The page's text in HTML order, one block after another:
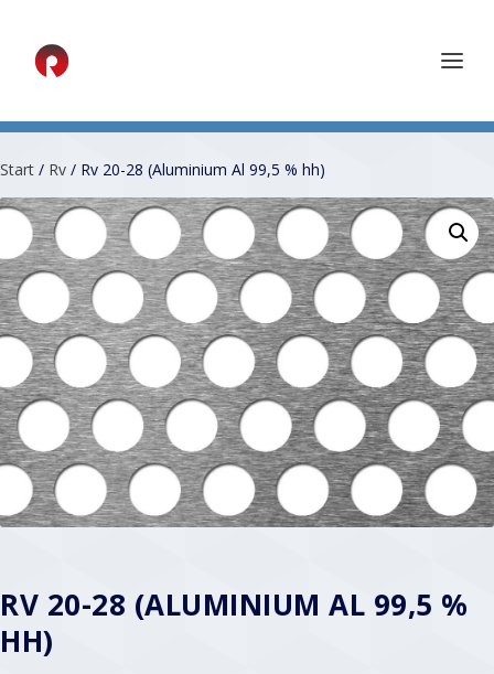
Start / Rv / Rv 20-28 (Aluminium Al 99,5 % hh)
RV 20-28 (ALUMINIUM AL 99,5 %
HH)